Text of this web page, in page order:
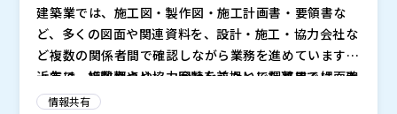
分散しがちなプロジェクト情報を一元化・可視化。情報
を一気通貫でつなぎ、迅速な意思決定と業務効率化を支
援します。
・少人数で基幹刷新プロジェクトを推進している情シ
ス・PMOの方 ・進捗や課題管理の属人化に課題を感じ
ている方 ・生成AIをプロジェクト管理に活用したいと
考えている方 ・ユーザ公開後の問い合わせ・運用対応
株式会社システムコンシェルジュ（
建築業では、施工図・製作図・施工計画書・要領書な
ど、多くの図面や関連資料を、設計・施工・協力会社な
ど複数の関係者間で確認しながら業務を進めています。
近年は、複数拠点や協力会社をまたいで調整する場面も
増え、確認待ちによる停滞や、指摘の分散による手戻り
一方で、紙図面やリレー回覧を前提とした運用では、確
認の順番待ちや関係者間での受け渡しによって全体の進
情報共有